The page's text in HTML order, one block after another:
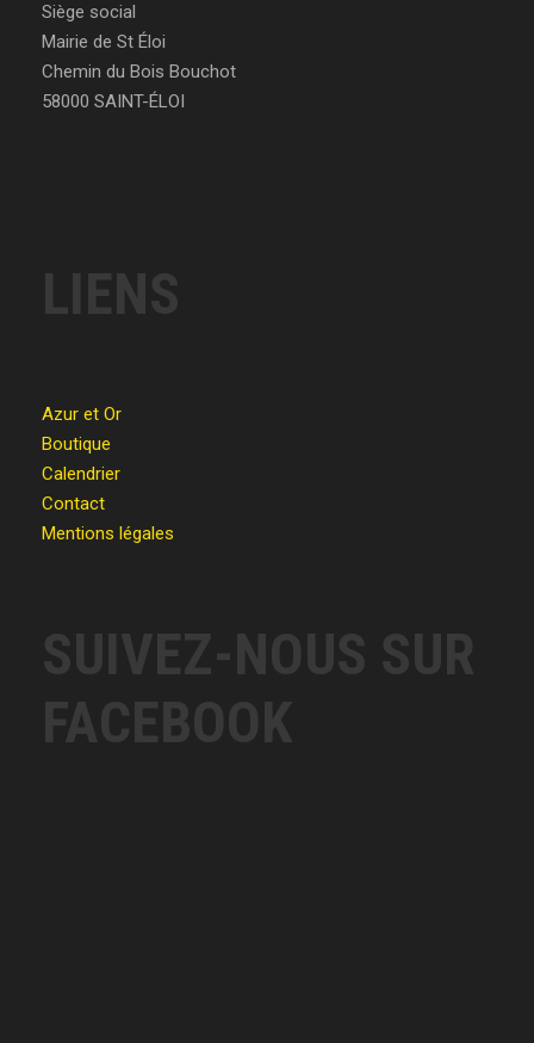
Siège social
Mairie de St Éloi
Chemin du Bois Bouchot
58000 SAINT-ÉLOI
LIENS
Azur et Or
Boutique
Calendrier
Contact
Mentions légales
SUIVEZ-NOUS SUR
FACEBOOK